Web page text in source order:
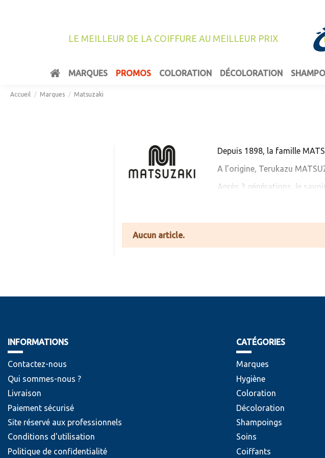
LE MEILLEUR DE LA COIFFURE AU MEILLEUR PRIX
MARQUES PROMOS COLORATION DÉCOLORATION
Accueil Marques Matsuzaki
Depuis 1898, la famille
A l’origine, Terukazu
Après 3 générations, le
Aucun article.
INFORMATIONS
Contactez-nous
Qui sommes-nous ?
Livraison
Paiement sécurisé
Site réservé aux professionnels
Conditions d'utilisation
Politique de confidentialité
CATÉGORIES
Marques
Hygiène
Coloration
Décoloration
Shampoings
Soins
Coiffants